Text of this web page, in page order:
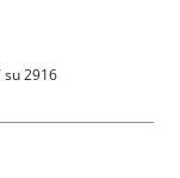
2916